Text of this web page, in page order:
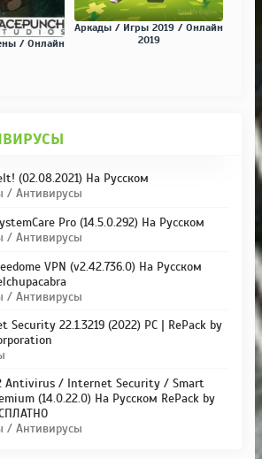
/ Онлайн
Аркады / Игры 2019 / Онлайн
2019
(02.08.2021) На Русском
/ Антивирусы
Pro (14.5.0.292) На Русском
/ Антивирусы
VPN (v2.42.736.0) На Русском
/ Антивирусы
Security 22.1.3219 (2022) PC | RePack by
Antivirus / Internet Security / Smart
(14.0.22.0) На Русском RePack by
/ Антивирусы